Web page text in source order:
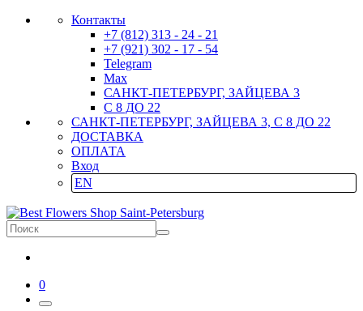
Контакты
+7 (812) 313 - 24 - 21
+7 (921) 302 - 17 - 54
Telegram
Max
САНКТ-ПЕТЕРБУРГ, ЗАЙЦЕВА 3
С 8 ДО 22
САНКТ-ПЕТЕРБУРГ, ЗАЙЦЕВА 3, С 8 ДО 22
ДОСТАВКА
ОПЛАТА
Вход
EN
0